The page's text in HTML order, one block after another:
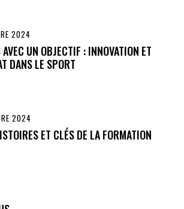
2024
UN OBJECTIF : INNOVATION ET
DANS LE SPORT
2024
ET CLÉS DE LA FORMATION